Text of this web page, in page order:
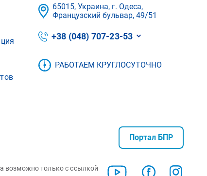
65015, Украина, г. Одеса,
Французский бульвар, 49/51
+38 (048) 707-23-53
РАБОТАЕМ КРУГЛОСУТОЧНО
Портал БПР
возможно только с ссылкой